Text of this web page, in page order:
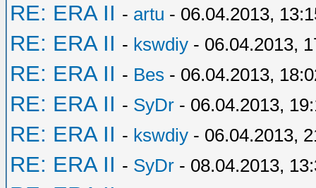
RE: ERA II - artu - 06.04.2013,
RE: ERA II - kswdiy - 06.04.2013,
RE: ERA II - Bes - 06.04.2013,
RE: ERA II - SyDr - 06.04.2013,
RE: ERA II - kswdiy - 06.04.2013,
RE: ERA II - SyDr - 08.04.2013,